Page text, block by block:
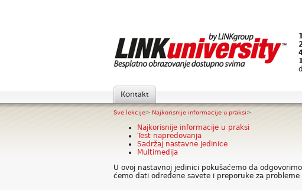
Kontakt
Sve lekcije> Najkorisnije informacije u praksi>
Najkorisnije informacije u praksi
Test napredovanja
Sadržaj nastavne jedinice
Multimedija
U ovoj nastavnoj jedinici pokušaćemo da
ćemo dati određene savete i preporuke za